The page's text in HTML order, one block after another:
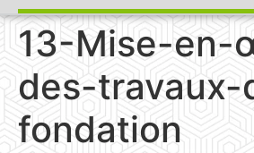
13-Mise-en-
des-
fondation